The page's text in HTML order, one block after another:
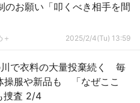
のお願い「叩くべき相手を間
＋ 2025/2/4(Tu) 13:59
川で衣料の大量投棄続く 毎
操服や新品も 「なぜここ
捜査 2/4